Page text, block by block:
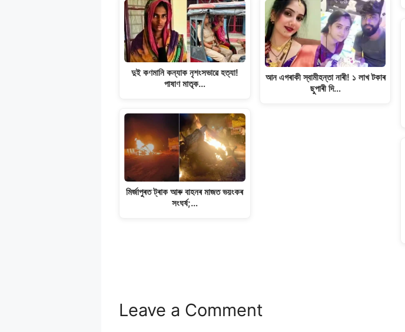
দুই কণমানি কন্যাক নৃশংসভাৱে হত্যা!
পাষাণ মাতৃক…
মিৰ্জাপুৰত ট্ৰাক আৰু বাহনৰ মাজত ভয়ংকৰ
সংঘৰ্ষ;…
আন এগৰাকী স্বামীহন্তা নাৰী! ১ লাখ টকাৰ
ছুপাৰী দি…
Leave a Comment